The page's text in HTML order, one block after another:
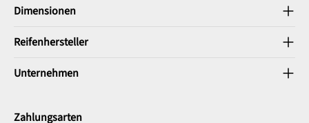
Dimensionen
Reifenhersteller
Unternehmen
Zahlungsarten